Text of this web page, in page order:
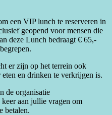
een VIP lunch te reserveren in
geopend voor mensen die
deze Lunch bedraagt € 65,-
er zijn op het terrein ook
en drinken te verkrijgen is.
de organisatie
aan jullie vragen om
betalen.